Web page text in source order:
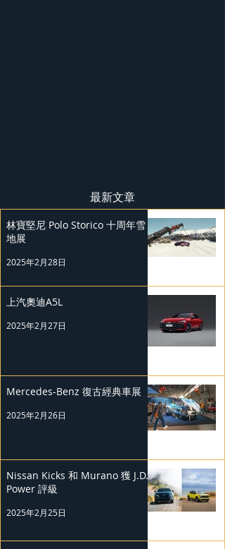
最新文章
林寶堅尼 Polo Storico 十周年雪
地展
2025年2月28日
上汽奧迪A5L
2025年2月27日
Mercedes-Benz 復古經典車展
2025年2月26日
Nissan Kicks 和 Murano 獲 J.D.
Power 評級
2025年2月25日